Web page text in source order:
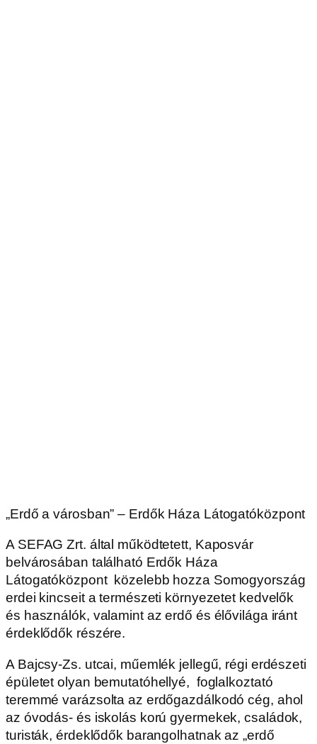
„Erdő a városban” – Erdők Háza Látogatóközpont
A SEFAG Zrt. által működtetett, Kaposvár
belvárosában található Erdők Háza
Látogatóközpont közelebb hozza Somogyország
erdei kincseit a természeti környezetet kedvelők
és használók, valamint az erdő és élővilága iránt
érdeklődők részére.
A Bajcsy-Zs. utcai, műemlék jellegű, régi erdészeti
épületet olyan bemutatóhellyé, foglalkoztató
teremmé varázsolta az erdőgazdálkodó cég, ahol
az óvodás- és iskolás korú gyermekek, családok,
turisták, érdeklődők barangolhatnak az „erdő